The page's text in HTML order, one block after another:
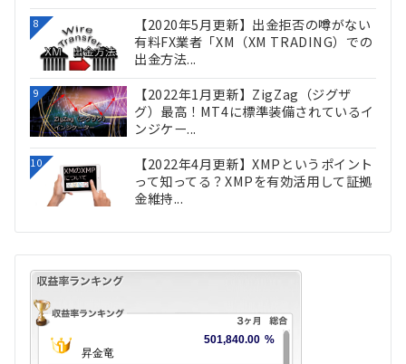
8
【2020年5月更新】出金拒否の噂がない
有料FX業者「XM（XM TRADING）での
出金方法...
9
【2022年1月更新】ZigZag（ジグザ
グ）最高！MT4に標準装備されているイ
ンジケー...
10
【2022年4月更新】XMPというポイント
って知ってる？XMPを有効活用して証拠
金維持...